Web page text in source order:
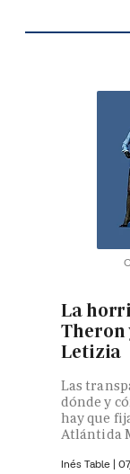
La
Theron
Letizia
Las
dónde y
hay que
Atlántida
Inés Table |